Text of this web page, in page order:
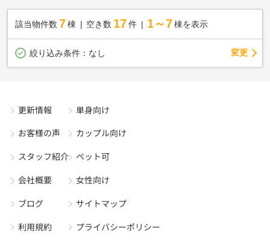
該当物件数 7棟 空き数 17 件 1～7 棟を表示
絞り込み条件： なし 変更
更新情報
お客様の声
スタッフ紹介
会社概要
ブログ
利用規約
単身向け
カップル向け
ペット可
女性向け
サイトマップ
プライバシーポリシー